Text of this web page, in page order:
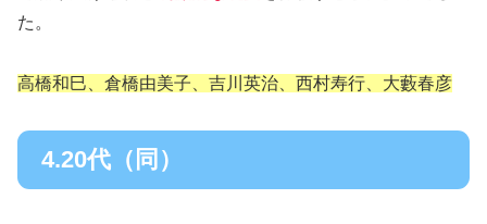
た。
高橋和巳、倉橋由美子、吉川英治、西村寿行、大藪春彦
4.20代（同）